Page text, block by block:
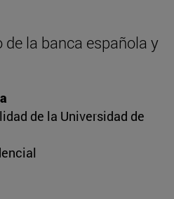
la banca española y
de la Universidad de